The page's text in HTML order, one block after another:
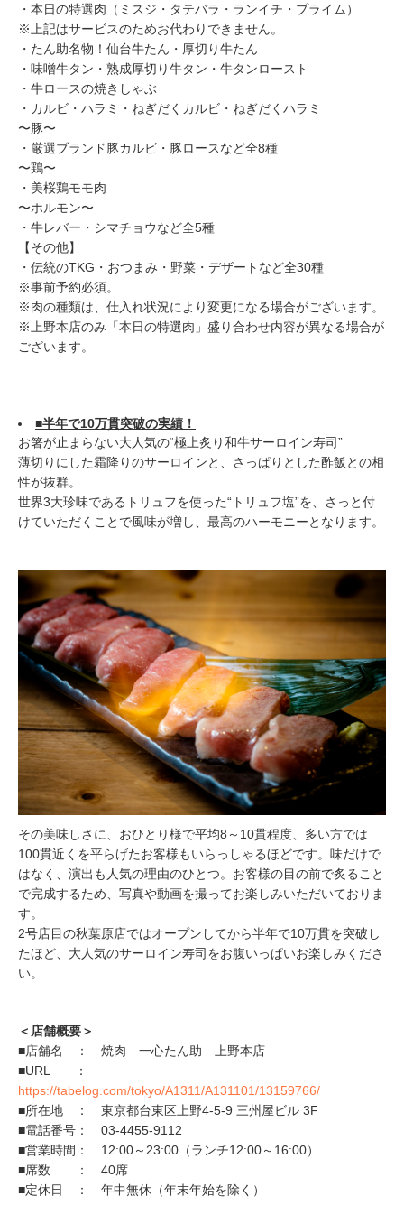
・本日の特選肉（ミスジ・タテバラ・ランイチ・プライム）
※上記はサービスのためお代わりできません。
・たん助名物！仙台牛たん・厚切り牛たん
・味噌牛タン・熟成厚切り牛タン・牛タンロースト
・牛ロースの焼きしゃぶ
・カルビ・ハラミ・ねぎだくカルビ・ねぎだくハラミ
〜豚〜
・厳選ブランド豚カルビ・豚ロースなど全8種
〜鶏〜
・美桜鶏モモ肉
〜ホルモン〜
・牛レバー・シマチョウなど全5種
【その他】
・伝統のTKG・おつまみ・野菜・デザートなど全30種
※事前予約必須。
※肉の種類は、仕入れ状況により変更になる場合がございます。
※上野本店のみ「本日の特選肉」盛り合わせ内容が異なる場合が
ございます。
■半年で10万貫突破の実績！
お箸が止まらない大人気の“極上炙り和牛サーロイン寿司”
薄切りにした霜降りのサーロインと、さっぱりとした酢飯との相
性が抜群。
世界3大珍味であるトリュフを使った“トリュフ塩”を、さっと付
けていただくことで風味が増し、最高のハーモニーとなります。
その美味しさに、おひとり様で平均8～10貫程度、多い方では
100貫近くを平らげたお客様もいらっしゃるほどです。味だけで
はなく、演出も人気の理由のひとつ。お客様の目の前で炙ること
で完成するため、写真や動画を撮ってお楽しみいただいておりま
す。
2号店目の秋葉原店ではオープンしてから半年で10万貫を突破し
たほど、大人気のサーロイン寿司をお腹いっぱいお楽しみくださ
い。
＜店舗概要＞
■店舗名 ： 焼肉 一心たん助 上野本店
■URL ：
https://tabelog.com/tokyo/A1311/A131101/13159766/
■所在地 ： 東京都台東区上野4-5-9 三州屋ビル 3F
■電話番号： 03-4455-9112
■営業時間： 12:00～23:00（ランチ12:00～16:00）
■席数 ： 40席
■定休日 ： 年中無休（年末年始を除く）